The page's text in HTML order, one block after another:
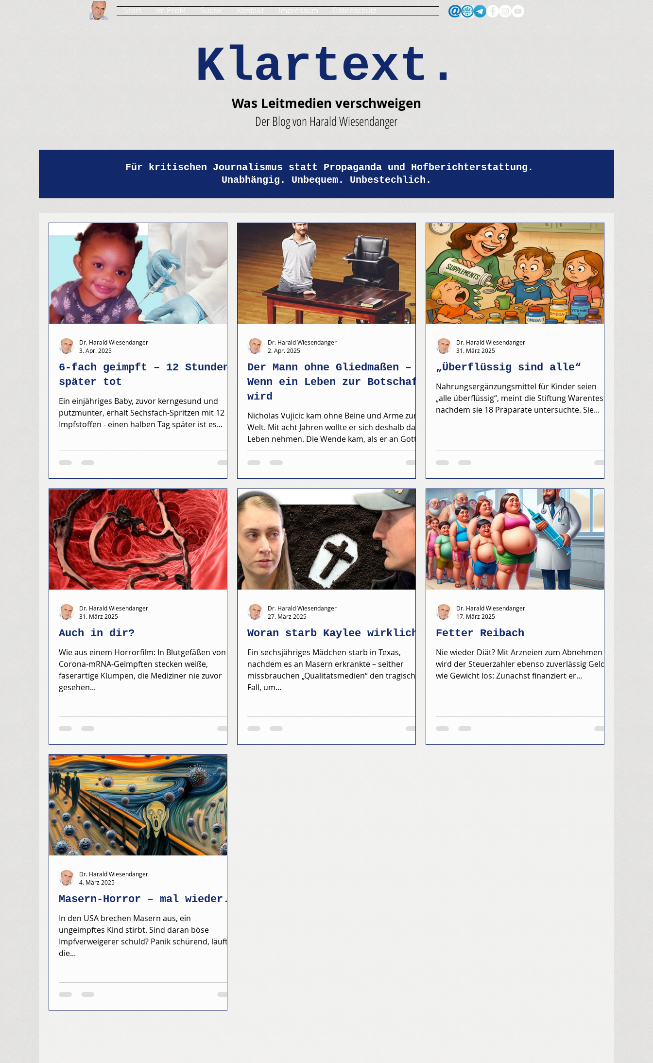
Start Im Profil Suche Kontakt Impressum Datenschutz
Klartext.
Was Leitmedien verschweigen
Der Blog von Harald Wiesendanger
Für kritischen Journalismus statt Propaganda und Hofberichterstattung.
Unabhängig. Unbequem. Unbestechlich.
6-fach geimpft – 12 Stunden
später tot
Ein einjähriges Baby, zuvor kerngesund und
putzmunter, erhält Sechsfach-Spritzen mit 12
Impfstoffen - einen halben Tag später ist es...
Dr. Harald Wiesendanger
3. Apr. 2025
Der Mann ohne Gliedmaßen –
Wenn ein Leben zur Botschaft
wird
Nicholas Vujicic kam ohne Beine und Arme zur
Welt. Mit acht Jahren wollte er sich deshalb das
Leben nehmen. Die Wende kam, als er an Gott...
Dr. Harald Wiesendanger
2. Apr. 2025
„Überflüssig sind alle“
Nahrungsergänzungsmittel für Kinder seien
„alle überflüssig“, meint die Stiftung Warentest,
nachdem sie 18 Präparate untersuchte. Sie...
Dr. Harald Wiesendanger
31. März 2025
Auch in dir?
Wie aus einem Horrorfilm: In Blutgefäßen von
Corona-mRNA-Geimpften stecken weiße,
faserartige Klumpen, die Mediziner nie zuvor
gesehen...
Dr. Harald Wiesendanger
31. März 2025
Woran starb Kaylee wirklich?
Ein sechsjähriges Mädchen starb in Texas,
nachdem es an Masern erkrankte – seither
missbrauchen „Qualitätsmedien“ den tragischen
Fall, um...
Dr. Harald Wiesendanger
27. März 2025
Fetter Reibach
Nie wieder Diät? Mit Arzneien zum Abnehmen
wird der Steuerzahler ebenso zuverlässig Geld
wie Gewicht los: Zunächst finanziert er...
Dr. Harald Wiesendanger
17. März 2025
Masern-Horror – mal wieder.
In den USA brechen Masern aus, ein
ungeimpftes Kind stirbt. Sind daran böse
Impfverweigerer schuld? Panik schürend, läuft
die...
Dr. Harald Wiesendanger
4. März 2025